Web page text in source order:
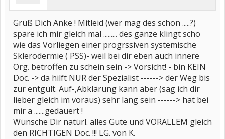
Grüß Dich Anke ! Mitleid (wer mag des schon .....?)
spare ich mir gleich mal ......... des ganze klingt scho
wie das Vorliegen einer progrssiven systemische
Sklerodermie ( PSS)- weil bei dir eben auch innere
Org. betroffen zu schein sein -> Vorsicht! - bin KEIN
Doc. -> da hilft NUR der Spezialist ------> der Weg bis
zur entgült. Auf-,Abklärung kann aber (sag ich dir
lieber gleich im voraus) sehr lang sein ------> hat bei
mir a .......gedauert !
Wünsche Dir natürl. alles Gute und VORALLEM gleich
den RICHTIGEN Doc. !!! LG. von K.